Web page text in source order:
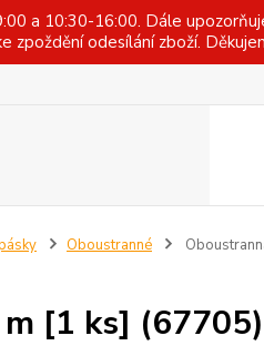
a 10:30-16:00. Dále
odesílání zboží.
Oboustranné
[1 ks] (67705)